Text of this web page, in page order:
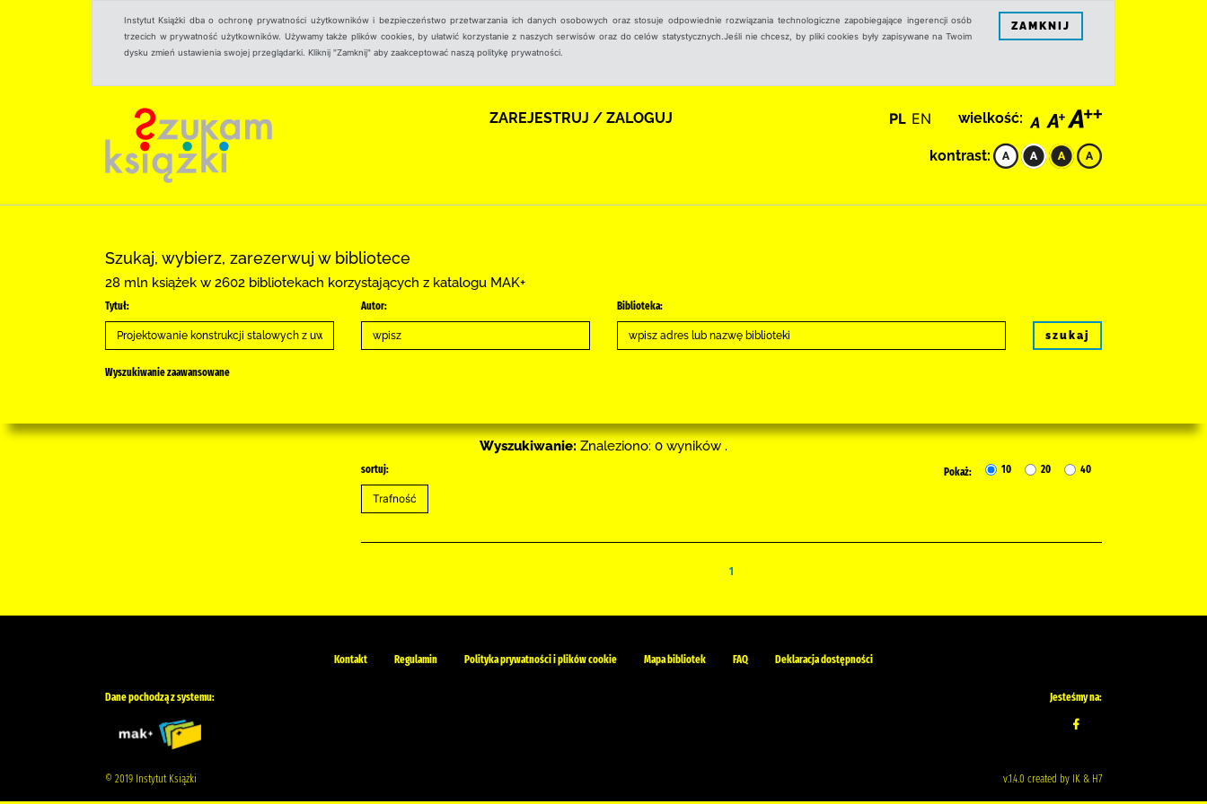
Instytut Książki dba o ochronę prywatności użytkowników i bezpieczeństwo przetwarzania ich danych osobowych oraz stosuje odpowiednie rozwiązania technologiczne zapobiegające ingerencji osób
trzecich w prywatność użytkowników. Używamy także plików cookies, by ułatwić korzystanie z naszych serwisów oraz do celów statystycznych.Jeśli nie chcesz, by pliki cookies były zapisywane na Twoim
dysku zmień ustawienia swojej przeglądarki. Kliknij "Zamknij" aby zaakceptować naszą politykę prywatności.
ZAMKNIJ
ZAREJESTRUJ / ZALOGUJ PL EN wielkość:
kontrast:
Szukaj, wybierz, zarezerwuj w bibliotece
28 mln książek w 2602 bibliotekach korzystających z katalogu MAK+
Tytuł: Autor: Biblioteka:
szukaj
Wyszukiwanie zaawansowane
Wyszukiwanie: Znaleziono: 0 wyników .
sortuj: Pokaż: 10 20 40
1
Kontakt Regulamin Polityka prywatności i plików cookie Mapa bibliotek FAQ Deklaracja dostępności
Dane pochodzą z systemu: Jesteśmy na:
© 2019 Instytut Książki v.1.4.0 created by IK & H7